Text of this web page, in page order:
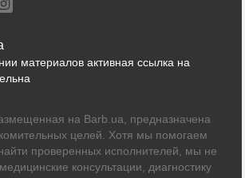
материалов активная ссылка на
на Barb.ua, предназначена
целей. Хотя мы помогаем
проверенных исполнителей, мы не
консультации, диагностику